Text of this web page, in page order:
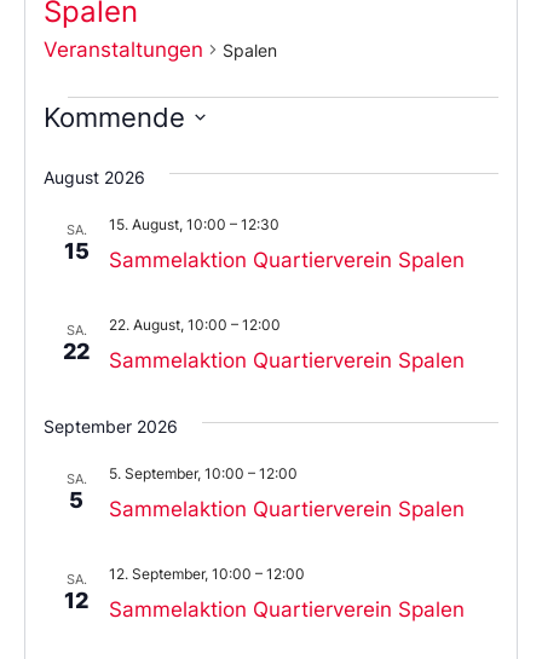
Spalen
Veranstaltungen Spalen
Kommende
Sie
das
aus.
August 2026
SA.
15 Sammelaktion Quartierverein Spalen
15. August, 10:00 – 12:30
SA.
22 Sammelaktion Quartierverein Spalen
22. August, 10:00 – 12:00
September 2026
SA.
5 Sammelaktion Quartierverein Spalen
5. September, 10:00 – 12:00
SA.
12 Sammelaktion Quartierverein Spalen
12. September, 10:00 – 12:00